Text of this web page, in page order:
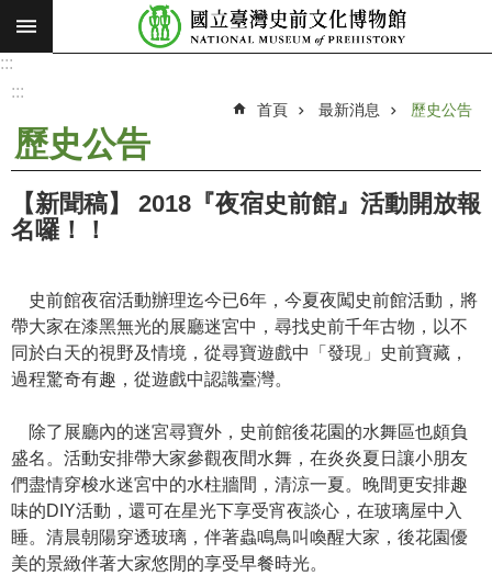
跳到主要內容區塊
搜
願
景
使
命
新
消
息
觀
展
覽
學
習
:::
:::
首頁 最新消息 歷史公告
歷史公告
【新聞稿】 2018『夜宿史前館』活動開放報
名囉！！
史前館夜宿活動辦理迄今已6年，今夏夜闖史前館活動，將
帶大家在漆黑無光的展廳迷宮中，尋找史前千年古物，以不
同於白天的視野及情境，從尋寶遊戲中「發現」史前寶藏，
過程驚奇有趣，從遊戲中認識臺灣。
除了展廳內的迷宮尋寶外，史前館後花園的水舞區也頗負
盛名。活動安排帶大家參觀夜間水舞，在炎炎夏日讓小朋友
們盡情穿梭水迷宮中的水柱牆間，清涼一夏。晚間更安排趣
味的DIY活動，還可在星光下享受宵夜談心，在玻璃屋中入
睡。清晨朝陽穿透玻璃，伴著蟲鳴鳥叫喚醒大家，後花園優
美的景緻伴著大家悠閒的享受早餐時光。